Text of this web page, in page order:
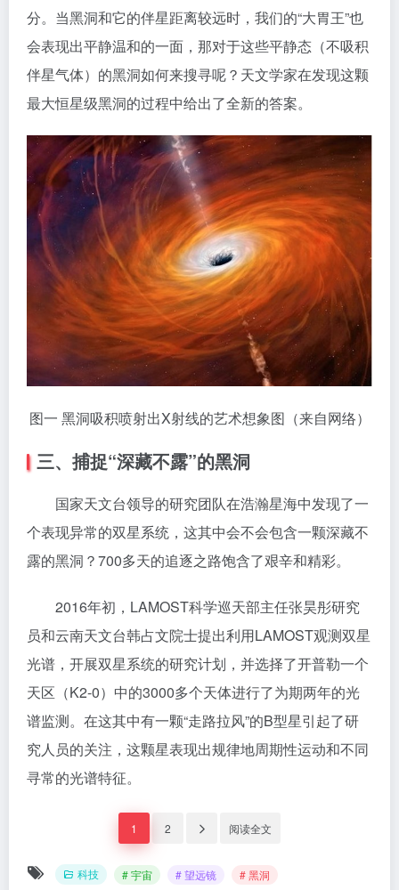
分。当黑洞和它的伴星距离较远时，我们的“大胃王”也
会表现出平静温和的一面，那对于这些平静态（不吸积
伴星气体）的黑洞如何来搜寻呢？天文学家在发现这颗
最大恒星级黑洞的过程中给出了全新的答案。
图一 黑洞吸积喷射出X射线的艺术想象图（来自网络）
三、捕捉“深藏不露”的黑洞
国家天文台领导的研究团队在浩瀚星海中发现了一
个表现异常的双星系统，这其中会不会包含一颗深藏不
露的黑洞？700多天的追逐之路饱含了艰辛和精彩。
2016年初，LAMOST科学巡天部主任张昊彤研究
员和云南天文台韩占文院士提出利用LAMOST观测双星
光谱，开展双星系统的研究计划，并选择了开普勒一个
天区（K2-0）中的3000多个天体进行了为期两年的光
谱监测。在这其中有一颗“走路拉风”的B型星引起了研
究人员的关注，这颗星表现出规律地周期性运动和不同
寻常的光谱特征。
1 2 阅读全文
科技 # 宇宙 # 望远镜 # 黑洞